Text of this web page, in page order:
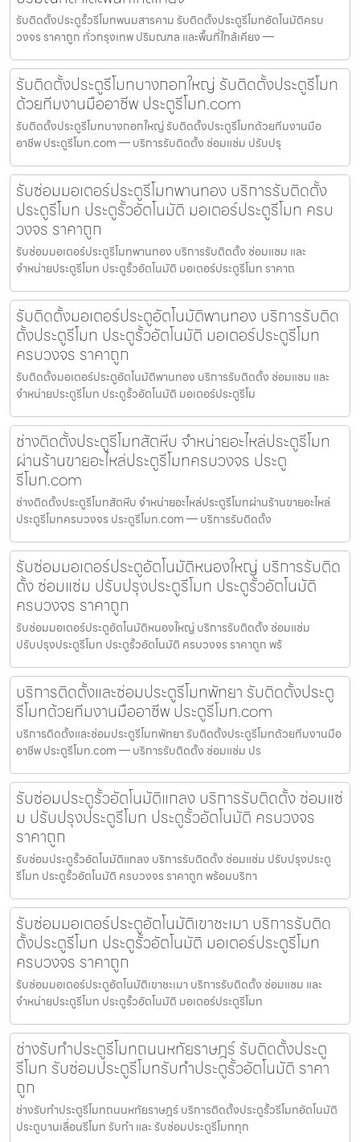
รับติดตั้งประตูรั้วรีโมทพนมสารคาม รับติดตั้งประตูรีโมทอัตโนมัติครบ
วงจร ราคาถูก ทั่วกรุงเทพ ปริมณฑล และพื้นที่ใกล้เคียง —
รับติดตั้งประตูรีโมทบางกอกใหญ่ รับติดตั้งประตูรีโมท
ด้วยทีมงานมืออาชีพ ประตูรีโมท.com
รับติดตั้งประตูรีโมทบางกอกใหญ่ รับติดตั้งประตูรีโมทด้วยทีมงานมือ
อาชีพ ประตูรีโมท.com — บริการรับติดตั้ง ซ่อมแซ่ม ปรับปรุ
รับซ่อมมอเตอร์ประตูรีโมทพานทอง บริการรับติดตั้ง
ประตูรีโมท ประตูรั้วอัตโนมัติ มอเตอร์ประตูรีโมท ครบ
วงจร ราคาถูก
รับซ่อมมอเตอร์ประตูรีโมทพานทอง บริการรับติดตั้ง ซ่อมแซม และ
จำหน่ายประตูรีโมท ประตูรั้วอัตโนมัติ มอเตอร์ประตูรีโมท ราคาถ
รับติดตั้งมอเตอร์ประตูอัตโนมัติพานทอง บริการรับติด
ตั้งประตูรีโมท ประตูรั้วอัตโนมัติ มอเตอร์ประตูรีโมท
ครบวงจร ราคาถูก
รับติดตั้งมอเตอร์ประตูอัตโนมัติพานทอง บริการรับติดตั้ง ซ่อมแซม และ
จำหน่ายประตูรีโมท ประตูรั้วอัตโนมัติ มอเตอร์ประตูรีโม
ช่างติดตั้งประตูรีโมทสัตหีบ จำหน่ายอะไหล่ประตูรีโมท
ผ่านร้านขายอะไหล่ประตูรีโมทครบวงจร ประตู
รีโมท.com
ช่างติดตั้งประตูรีโมทสัตหีบ จำหน่ายอะไหล่ประตูรีโมทผ่านร้านขายอะไหล่
ประตูรีโมทครบวงจร ประตูรีโมท.com — บริการรับติดตั้ง
รับซ่อมมอเตอร์ประตูอัตโนมัติหนองใหญ่ บริการรับติด
ตั้ง ซ่อมแซ่ม ปรับปรุงประตูรีโมท ประตูรั้วอัตโนมัติ
ครบวงจร ราคาถูก
รับซ่อมมอเตอร์ประตูอัตโนมัติหนองใหญ่ บริการรับติดตั้ง ซ่อมแซ่ม
ปรับปรุงประตูรีโมท ประตูรั้วอัตโนมัติ ครบวงจร ราคาถูก พร้
บริการติดตั้งและซ่อมประตูรีโมทพัทยา รับติดตั้งประตู
รีโมทด้วยทีมงานมืออาชีพ ประตูรีโมท.com
บริการติดตั้งและซ่อมประตูรีโมทพัทยา รับติดตั้งประตูรีโมทด้วยทีมงานมือ
อาชีพ ประตูรีโมท.com — บริการรับติดตั้ง ซ่อมแซ่ม ปร
รับซ่อมประตูรั้วอัตโนมัติแกลง บริการรับติดตั้ง ซ่อมแซ่
ม ปรับปรุงประตูรีโมท ประตูรั้วอัตโนมัติ ครบวงจร
ราคาถูก
รับซ่อมประตูรั้วอัตโนมัติแกลง บริการรับติดตั้ง ซ่อมแซ่ม ปรับปรุงประตู
รีโมท ประตูรั้วอัตโนมัติ ครบวงจร ราคาถูก พร้อมบริกา
รับซ่อมมอเตอร์ประตูอัตโนมัติเขาชะเมา บริการรับติด
ตั้งประตูรีโมท ประตูรั้วอัตโนมัติ มอเตอร์ประตูรีโมท
ครบวงจร ราคาถูก
รับซ่อมมอเตอร์ประตูอัตโนมัติเขาชะเมา บริการรับติดตั้ง ซ่อมแซม และ
จำหน่ายประตูรีโมท ประตูรั้วอัตโนมัติ มอเตอร์ประตูรีโมท
ช่างรับทำประตูรีโมทถนนหทัยราษฎร์ รับติดตั้งประตู
รีโมท รับซ่อมประตูรีโมทรับทำประตูรั้วอัตโนมัติ ราคา
ถูก
ช่างรับทำประตูรีโมทถนนหทัยราษฎร์ บริการติดตั้งประตูรั้วรีโมทอัตโนมัติ
ประตูบานเลื่อนรีโมท รับทำ และ รับซ่อมประตูรีโมททุก